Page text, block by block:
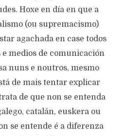
Hoxe en día en que a
(ou supremacismo)
agachada en case todos
medios de comunicación
nuns e noutros, mesmo
de mais tentar explicar
de que non se entenda
catalán, euskera ou
se entende é a diferenza